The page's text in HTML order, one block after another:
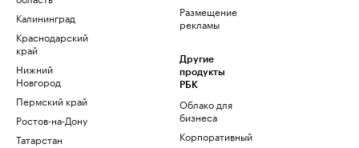
Калининград
Краснодарский
край
Нижний
Новгород
Пермский край
Ростов-на-Дону
Татарстан
Размещение
рекламы
Другие
продукты
РБК
Облако для
бизнеса
Корпоративный